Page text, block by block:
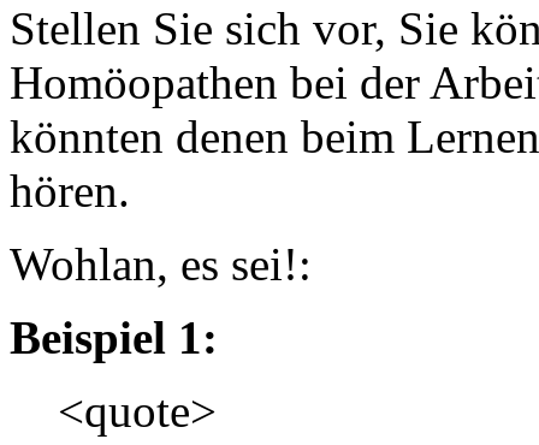
Stellen Sie sich vor, Sie
Homöopathen bei der
könnten denen beim
hören.
Wohlan, es sei!:
Beispiel 1:
<quote>